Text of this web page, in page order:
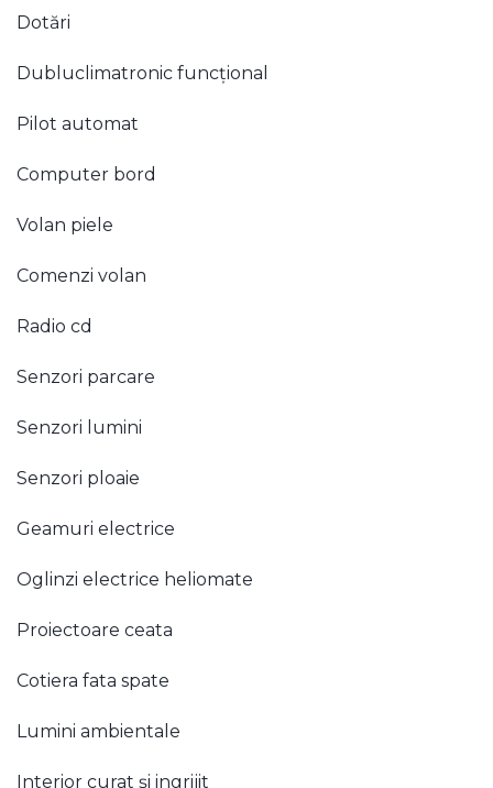
Dotări
Dubluclimatronic funcțional
Pilot automat
Computer bord
Volan piele
Comenzi volan
Radio cd
Senzori parcare
Senzori lumini
Senzori ploaie
Geamuri electrice
Oglinzi electrice heliomate
Proiectoare ceata
Cotiera fata spate
Lumini ambientale
Interior curat și ingrijit